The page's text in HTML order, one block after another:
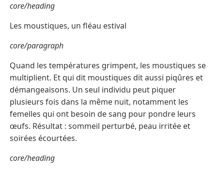
core/heading
Les moustiques, un fléau estival
core/paragraph
Quand les températures grimpent, les moustiques se
multiplient. Et qui dit moustiques dit aussi piqûres et
démangeaisons. Un seul individu peut piquer
plusieurs fois dans la même nuit, notamment les
femelles qui ont besoin de sang pour pondre leurs
œufs. Résultat : sommeil perturbé, peau irritée et
soirées écourtées.
core/heading